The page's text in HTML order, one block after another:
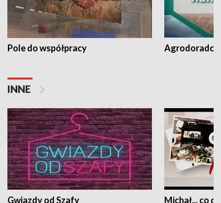
Pole do współpracy Agrodoradcy
INNE
Gwiazdy od Szafy Michał... co